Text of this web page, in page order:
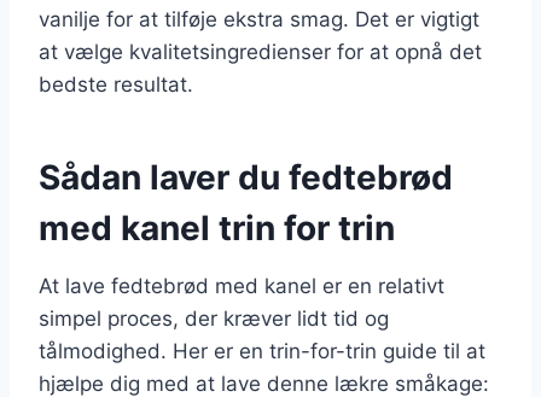
vanilje for at tilføje ekstra smag. Det er vigtigt
at vælge kvalitetsingredienser for at opnå det
bedste resultat.
Sådan laver du fedtebrød
med kanel trin for trin
At lave fedtebrød med kanel er en relativt
simpel proces, der kræver lidt tid og
tålmodighed. Her er en trin-for-trin guide til at
hjælpe dig med at lave denne lækre småkage: